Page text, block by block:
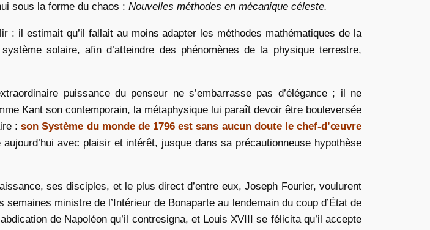
sous la forme du chaos : Nouvelles méthodes en mécanique céleste.
: il estimait qu’il fallait au moins adapter les méthodes mathématiques de la
solaire, afin d’atteindre des phénomènes de la physique terrestre,
puissance du penseur ne s’embarrasse pas d’élégance ; il ne
Kant son contemporain, la métaphysique lui paraît devoir être bouleversée
:son Système du monde de 1796 est sans aucun doute le chef-d’œuvre
avec plaisir et intérêt, jusque dans sa précautionneuse hypothèse
ses disciples, et le plus direct d’entre eux, Joseph Fourier, voulurent
ministre de l’Intérieur de Bonaparte au lendemain du coup d’État de
de Napoléon qu’il contresigna, et Louis XVIII se félicita qu’il accepte